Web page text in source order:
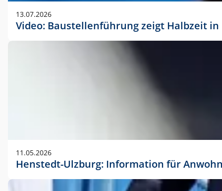
13.07.2026
Video: Baustellenführung zeigt Halbzeit
11.05.2026
Henstedt-Ulzburg: Information für